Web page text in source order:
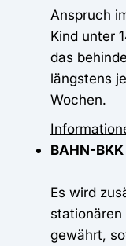
Anspruch
Kind unter
das
längstens
Wochen.
BAHN-BKK
Es wird
stationären
gewährt,